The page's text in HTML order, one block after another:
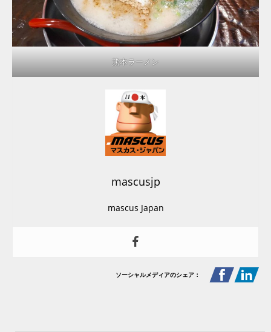
熊本ラーメン
mascusjp
mascus Japan
ソーシャルメディアのシェア：